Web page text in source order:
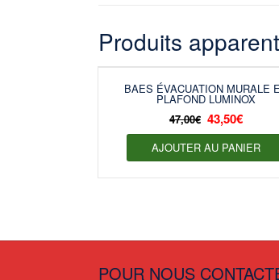
Produits
BAES ÉVACUATION MURALE
PLAFOND LUMINOX
47,00€ 43,50€
AJOUTER AU PANIER
POUR NOUS